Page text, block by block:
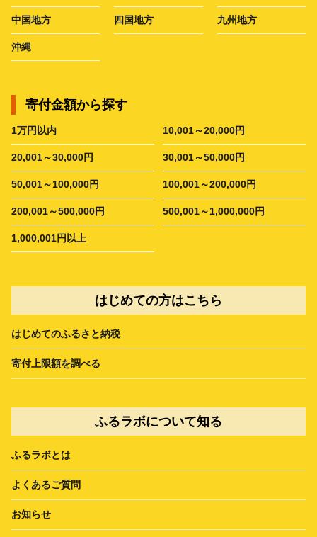
中国地方 四国地方 九州地方
沖縄
寄付金額から探す
1万円以内 10,001～20,000円
20,001～30,000円 30,001～50,000円
50,001～100,000円 100,001～200,000円
200,001～500,000円 500,001～1,000,000円
1,000,001円以上
はじめての方はこちら
はじめてのふるさと納税
寄付上限額を調べる
ふるラボについて知る
ふるラボとは
よくあるご質問
お知らせ